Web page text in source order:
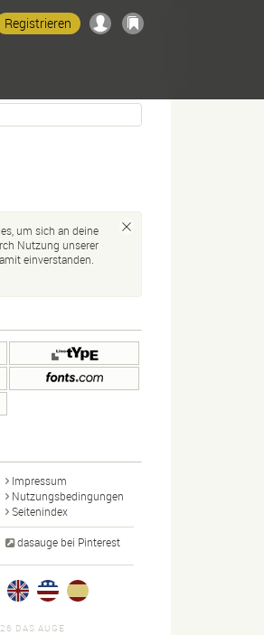
Registrieren
um sich an deine
Nutzung unserer
einverstanden.
Impressum
Nutzungsbedingungen
Seitenindex
dasauge bei Pinterest
DAS AUGE